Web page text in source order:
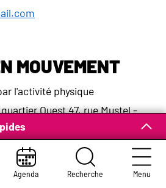
Agenda Recherche Menu
Mouvement
l'activité physique
Ouest 47, rue Mustel -
/ mardi et jeudi